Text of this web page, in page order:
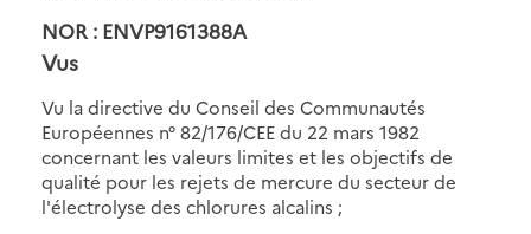
NOR : ENVP9161388A
Vus
Vu la directive du Conseil des Communautés
Européennes n° 82/176/CEE du 22 mars 1982
concernant les valeurs limites et les objectifs de
qualité pour les rejets de mercure du secteur de
l'électrolyse des chlorures alcalins ;